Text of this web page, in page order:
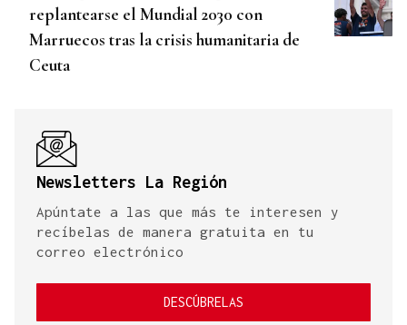
replantearse el Mundial 2030 con
Marruecos tras la crisis humanitaria de
Ceuta
Newsletters La Región
Apúntate a las que más te interesen y
recíbelas de manera gratuita en tu
correo electrónico
DESCÚBRELAS